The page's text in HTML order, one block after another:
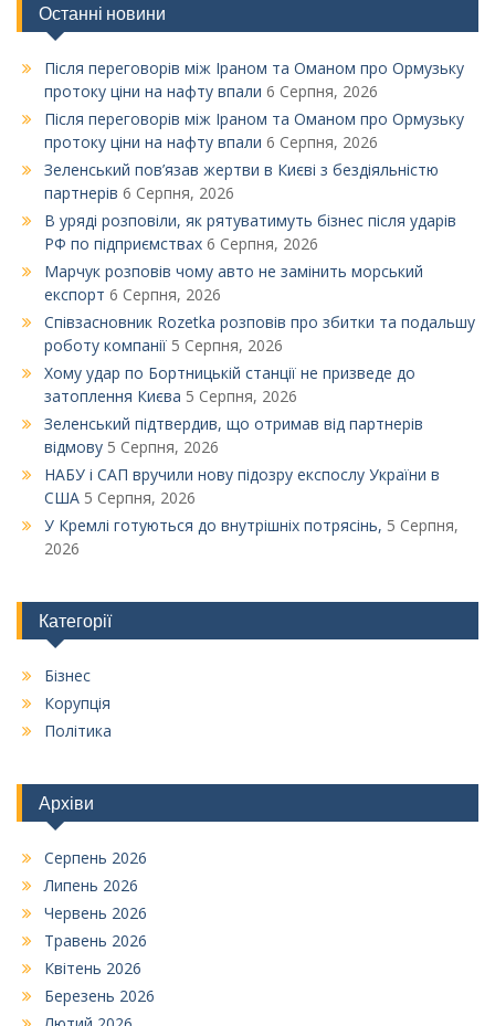
Останні новини
Після переговорів між Іраном та Оманом про Ормузьку
протоку ціни на нафту впали 6 Серпня, 2026
Після переговорів між Іраном та Оманом про Ормузьку
протоку ціни на нафту впали 6 Серпня, 2026
Зеленський пов’язав жертви в Києві з бездіяльністю
партнерів 6 Серпня, 2026
В уряді розповіли, як рятуватимуть бізнес після ударів
РФ по підприємствах 6 Серпня, 2026
Марчук розповів чому авто не замінить морський
експорт 6 Серпня, 2026
Співзасновник Rozetka розповів про збитки та подальшу
роботу компанії 5 Серпня, 2026
Xому удар по Бортницькій станції не призведе до
затоплення Києва 5 Серпня, 2026
Зеленський підтвердив, що отримав від партнерів
відмову 5 Серпня, 2026
НАБУ і САП вручили нову підозру експослу України в
США 5 Серпня, 2026
У Кремлі готуються до внутрішніх потрясінь, 5 Серпня,
2026
Категорії
Бізнес
Корупція
Політика
Архіви
Серпень 2026
Липень 2026
Червень 2026
Травень 2026
Квітень 2026
Березень 2026